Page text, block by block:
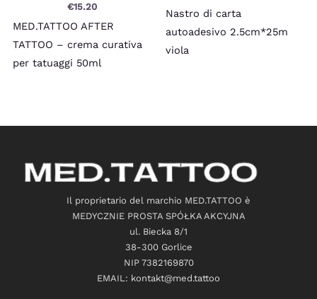
€15.20
MED.TATTOO AFTER
TATTOO – crema curativa
per tatuaggi 50ml
Nastro di carta
autoadesivo 2.5cm*25m
viola
Il proprietario del marchio MED.TATTOO è
MEDYCZNIE PROSTA SPÓŁKA AKCYJNA
ul. Biecka 8/1
38-300 Gorlice
NIP 7382169870
EMAIL: kontakt@med.tattoo